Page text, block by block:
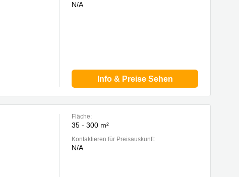
N/A
Info & Preise Sehen
Fläche:
35 - 300 m²
Kontaktieren für Preisauskunft:
N/A